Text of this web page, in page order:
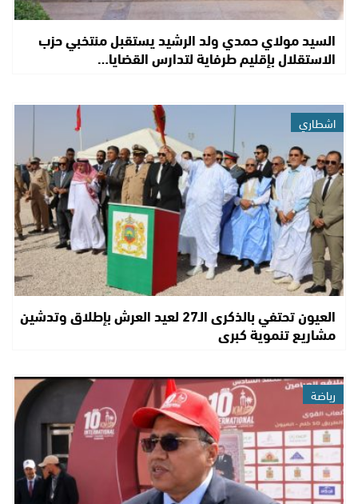
السيد مولاي حمدي ولد الرشيد يستقبل منتخبي حزب
الاستقلال بإقليم طرفاية لتدارس القضايا…
اشطاري
العيون تحتفي بالذكرى الـ27 لعيد العرش بإطلاق وتدشين
مشاريع تنموية كبرى
رياضة